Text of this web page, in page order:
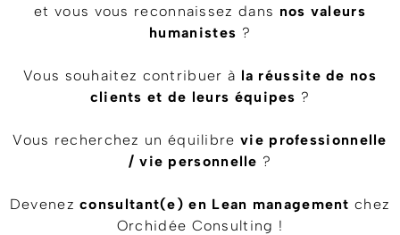
et vous vous reconnaissez dans nos valeurs
humanistes ?
Vous souhaitez contribuer à la réussite de nos
clients et de leurs équipes ?
Vous recherchez un équilibre vie professionnelle
/ vie personnelle ?
Devenezconsultant(e) en Lean management chez
Orchidée Consulting !